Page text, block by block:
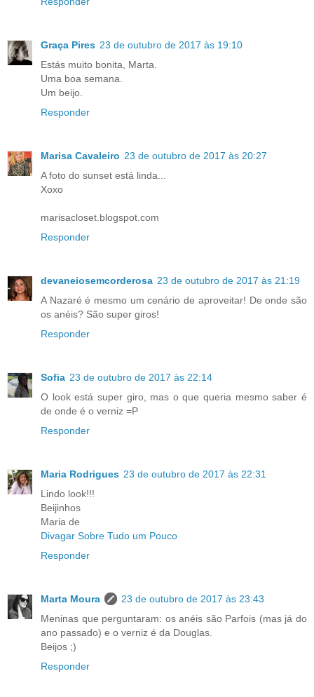
Graça Pires 23 de outubro de 2017 às 19:10
Estás muito bonita, Marta.
Uma boa semana.
Um beijo.
Responder
Marisa Cavaleiro 23 de outubro de 2017 às 20:27
A foto do sunset está linda...
Xoxo
marisacloset.blogspot.com
Responder
devaneiosemcorderosa 23 de outubro de 2017 às 21:19
A Nazaré é mesmo um cenário de aproveitar! De onde são
os anéis? São super giros!
Responder
Sofia 23 de outubro de 2017 às 22:14
O look está super giro, mas o que queria mesmo saber é
de onde é o verniz =P
Responder
Maria Rodrigues 23 de outubro de 2017 às 22:31
Lindo look!!!
Beijinhos
Maria de
Divagar Sobre Tudo um Pouco
Responder
Marta Moura
23 de outubro de 2017 às 23:43
Meninas que perguntaram: os anéis são Parfois (mas já do
ano passado) e o verniz é da Douglas.
Beijos ;)
Responder